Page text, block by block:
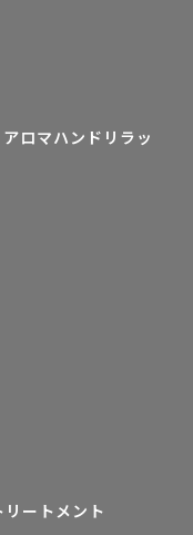
ロマハンドリラッ
ートメント